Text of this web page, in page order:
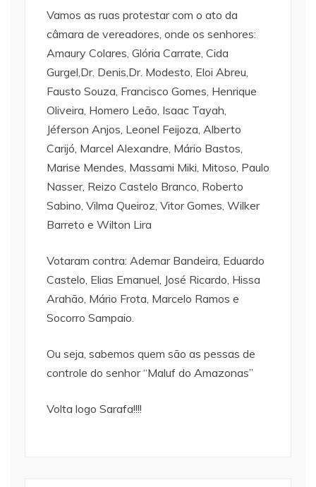
Vamos as ruas protestar com o ato da
câmara de vereadores, onde os senhores:
Amaury Colares, Glória Carrate, Cida
Gurgel,Dr. Denis,Dr. Modesto, Eloi Abreu,
Fausto Souza, Francisco Gomes, Henrique
Oliveira, Homero Leão, Isaac Tayah,
Jéferson Anjos, Leonel Feijoza, Alberto
Carijó, Marcel Alexandre, Mário Bastos,
Marise Mendes, Massami Miki, Mitoso, Paulo
Nasser, Reizo Castelo Branco, Roberto
Sabino, Vilma Queiroz, Vitor Gomes, Wilker
Barreto e Wilton Lira
Votaram contra: Ademar Bandeira, Eduardo
Castelo, Elias Emanuel, José Ricardo, Hissa
Arahão, Mário Frota, Marcelo Ramos e
Socorro Sampaio.
Ou seja, sabemos quem são as pessas de
controle do senhor “Maluf do Amazonas”
Volta logo Sarafa!!!!